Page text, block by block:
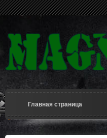
Главная страница